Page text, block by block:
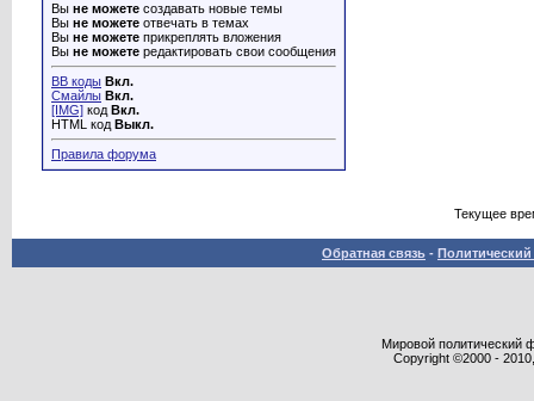
Вы не можете создавать новые темы
Вы не можете отвечать в темах
Вы не можете прикреплять вложения
Вы не можете редактировать свои сообщения
BB коды Вкл.
Смайлы Вкл.
[IMG] код Вкл.
HTML код Выкл.
Правила форума
Текущее
Обратная связь -
Мировой политический
Copyright ©2000 -